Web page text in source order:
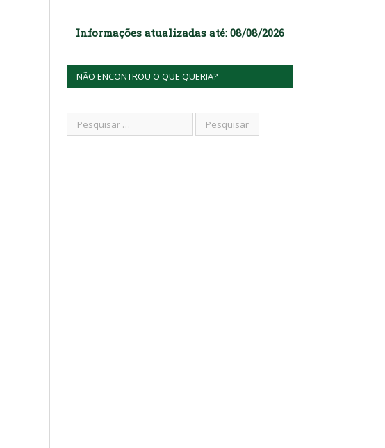
Informações atualizadas até: 08/08/2026
NÃO ENCONTROU O QUE QUERIA?